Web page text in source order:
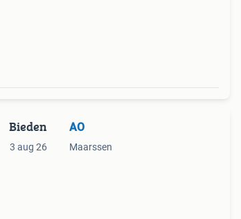
Bieden
3 aug 26
AO
Maarssen